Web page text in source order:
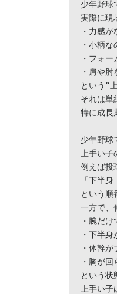
少年野球
実際に現
・力感
・小柄
・フォ
・肩や
という“
それは単
特に成長
少年野球
上手い
例えば投
「下半
という順
一方で、
・腕だけ
・下半
・体幹が
・胸が回
という状
上手い